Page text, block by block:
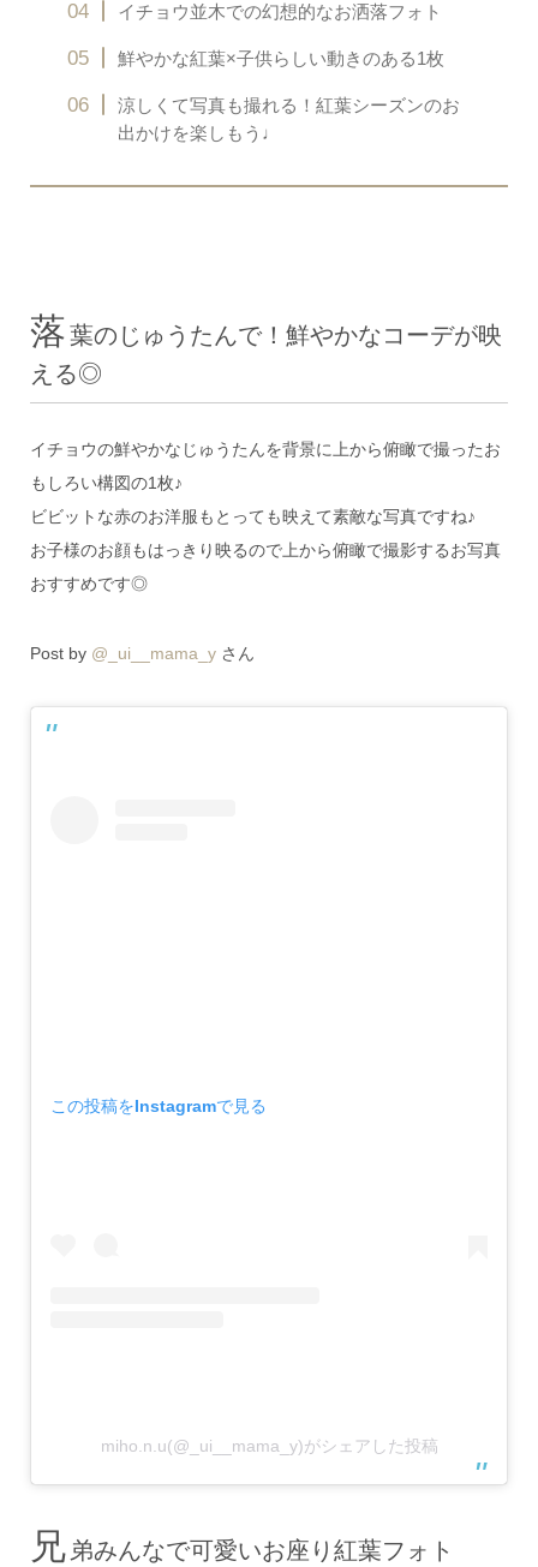
イチョウ並木での幻想的なお洒落フォト
鮮やかな紅葉×子供らしい動きのある1枚
涼しくて写真も撮れる！紅葉シーズンのお
出かけを楽しもう♩
落葉のじゅうたんで！鮮やかなコーデが映
える◎
イチョウの鮮やかなじゅうたんを背景に上から俯瞰で撮ったお
もしろい構図の1枚♪
ビビットな赤のお洋服もとっても映えて素敵な写真ですね♪
お子様のお顔もはっきり映るので上から俯瞰で撮影するお写真
おすすめです◎
Post by @_ui__mama_yさん
この投稿をInstagramで見る
miho.n.u(@_ui__mama_y)がシェアした投稿
兄 弟みんなで可愛いお座り紅葉フォト